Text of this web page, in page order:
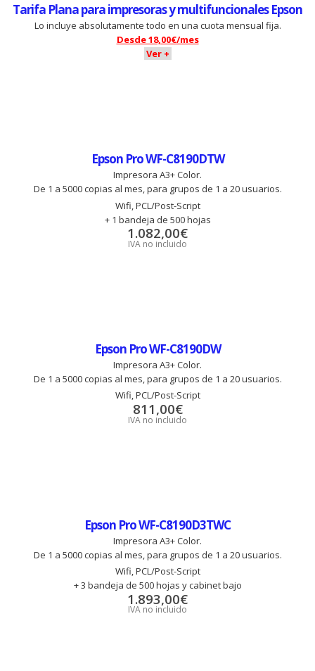
Tarifa Plana para impresoras y multifuncionales Epson
Lo incluye absolutamente todo en una cuota mensual fija.
Desde 18,00€/mes
Ver +
Epson Pro WF-C8190DTW
Impresora A3+ Color.
De 1 a 5000 copias al mes, para grupos de 1 a 20 usuarios.
Wifi, PCL/Post-Script
+ 1 bandeja de 500 hojas
1.082,00€
IVA no incluido
Epson Pro WF-C8190DW
Impresora A3+ Color.
De 1 a 5000 copias al mes, para grupos de 1 a 20 usuarios.
Wifi, PCL/Post-Script
811,00€
IVA no incluido
Epson Pro WF-C8190D3TWC
Impresora A3+ Color.
De 1 a 5000 copias al mes, para grupos de 1 a 20 usuarios.
Wifi, PCL/Post-Script
+ 3 bandeja de 500 hojas y cabinet bajo
1.893,00€
IVA no incluido